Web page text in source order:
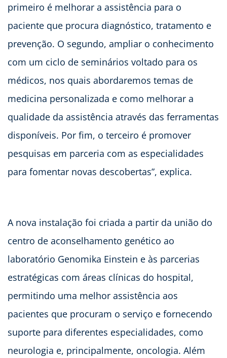
primeiro é melhorar a assistência para o
paciente que procura diagnóstico, tratamento e
prevenção. O segundo, ampliar o conhecimento
com um ciclo de seminários voltado para os
médicos, nos quais abordaremos temas de
medicina personalizada e como melhorar a
qualidade da assistência através das ferramentas
disponíveis. Por fim, o terceiro é promover
pesquisas em parceria com as especialidades
para fomentar novas descobertas”, explica.
A nova instalação foi criada a partir da união do
centro de aconselhamento genético ao
laboratório Genomika Einstein e às parcerias
estratégicas com áreas clínicas do hospital,
permitindo uma melhor assistência aos
pacientes que procuram o serviço e fornecendo
suporte para diferentes especialidades, como
neurologia e, principalmente, oncologia. Além